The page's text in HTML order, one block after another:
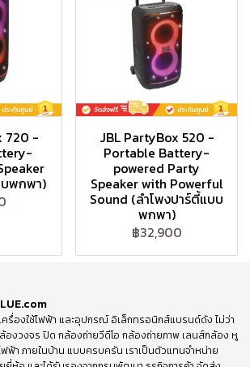
720 -
พกพา)
JBL PartyBox 520 -
Portable Battery-
powered Party
Speaker with Powerful
Sound (ลำโพงปาร์ตี้แบบ
พกพา)
฿32,900
ครื่องใช้ไฟฟ้า และอุปกรณ์ อิเล็กทรอนิกส์แบรนด์ดัง ไม่ว่า
องวงจร ปิด กล้องถ่ายวีดีโอ กล้องถ่ายภาพ เลนส์กล้อง หู
ฟฟ้า ภายในบ้าน แบบครบครัน เราเป็นตัวแทนจำหน่าย